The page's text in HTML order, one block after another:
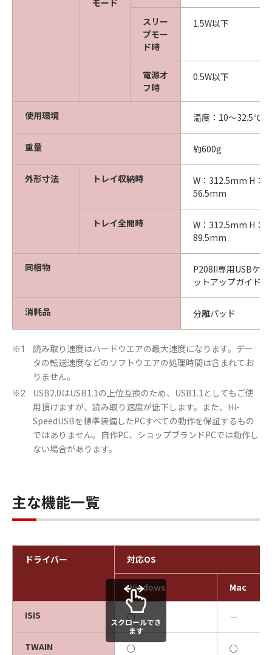
スリー
プモー
ド時
1.5W以下
電源オ
フ時
0.5W以下
使用環境 温度：10～32.5℃
重量 約600g
外形寸法 トレイ収納時
W：312.5mm H：
56.5mm
トレイ全開時
W：312.5mm H：
89.5mm
同梱物
P208II専用USBケ
ットアップガイド
消耗品 分離パッド
※1
読み取り速度はハードウエアの最大速度になります。デー
タの転送速度などのソフトウエアの処理時間は含まれてお
りません。
※2
USB2.0はUSB1.1の上位互換のため、USB1.1としてもご使
用頂けますが、読み取り速度が低下します。また、Hi-
SpeedUSBを標準装備したPCすべての動作を保証するもの
ではありません。自作PC、ショップブランドPCでは動作し
ない場合があります。
主な機能一覧
ドライバー 対応OS
Windows Mac
ISIS ○ －
TWAIN ○ ○
スクロールでき
ます